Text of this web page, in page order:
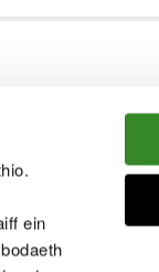
ein